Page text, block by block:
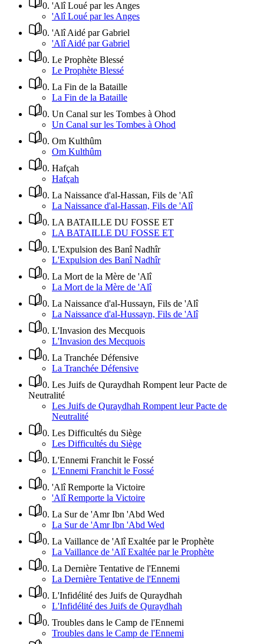
0. 'Alî Loué par les Anges
'Alî Loué par les Anges
0. 'Alî Aidé par Gabriel
'Alî Aidé par Gabriel
0. Le Prophète Blessé
Le Prophète Blessé
0. La Fin de la Bataille
La Fin de la Bataille
0. Un Canal sur les Tombes à Ohod
Un Canal sur les Tombes à Ohod
0. Om Kulthûm
Om Kulthûm
0. Hafçah
Hafçah
0. La Naissance d'al-Hassan, Fils de 'Alî
La Naissance d'al-Hassan, Fils de 'Alî
0. LA BATAILLE DU FOSSE ET
LA BATAILLE DU FOSSE ET
0. L'Expulsion des Banî Nadhîr
L'Expulsion des Banî Nadhîr
0. La Mort de la Mère de 'Alî
La Mort de la Mère de 'Alî
0. La Naissance d'al-Hussayn, Fils de 'Alî
La Naissance d'al-Hussayn, Fils de 'Alî
0. L'Invasion des Mecquois
L'Invasion des Mecquois
0. La Tranchée Défensive
La Tranchée Défensive
0. Les Juifs de Quraydhah Rompent leur Pacte de
Neutralité
Les Juifs de Quraydhah Rompent leur Pacte de
Neutralité
0. Les Difficultés du Siège
Les Difficultés du Siège
0. L'Ennemi Franchit le Fossé
L'Ennemi Franchit le Fossé
0. 'Alî Remporte la Victoire
'Alî Remporte la Victoire
0. La Sur de 'Amr Ibn 'Abd Wed
La Sur de 'Amr Ibn 'Abd Wed
0. La Vaillance de 'Alî Exaltée par le Prophète
La Vaillance de 'Alî Exaltée par le Prophète
0. La Dernière Tentative de l'Ennemi
La Dernière Tentative de l'Ennemi
0. L'Infidélité des Juifs de Quraydhah
L'Infidélité des Juifs de Quraydhah
0. Troubles dans le Camp de l'Ennemi
Troubles dans le Camp de l'Ennemi